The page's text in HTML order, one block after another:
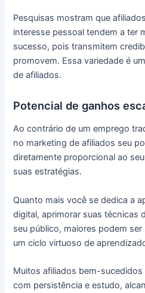
Pesquisas mostram que
interesse pessoal tendem a ter
sucesso, pois transmitem
promovem. Essa variedade é
de afiliados.
Potencial de ganhos
Ao contrário de um emprego
no marketing de afiliados seu
diretamente proporcional ao
suas estratégias.
Quanto mais você se dedica a
digital, aprimorar suas técnicas
seu público, maiores podem
um ciclo virtuoso de
Muitos afiliados bem-
com persistência e estudo,